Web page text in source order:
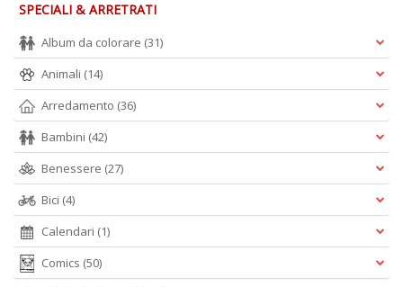
SPECIALI & ARRETRATI
Album da colorare (31)
Animali (14)
Arredamento (36)
Bambini (42)
Benessere (27)
Bici (4)
Calendari (1)
Comics (50)